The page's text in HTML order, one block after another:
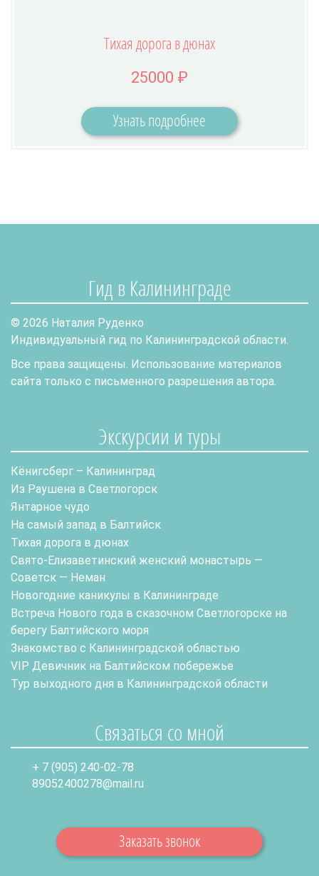
Тихая дорога в дюнах
25000 ₽
Узнать подробнее
Гид в Калининграде
© 2026 Наталия Руденко
Индивидуальный гид по Калининградской области.
Все права защищены. Использование материалов
сайта только с письменного разрешения автора.
Экскурсии и туры
Кёнигсберг – Калининград
Из Раушена в Светлогорск
Янтарное чудо
На самый запад в Балтийск
Тихая дорога в дюнах
Свято-Елизаветинский женский монастырь —
Советск — Неман
Новогодние каникулы в Калининграде
Встреча Нового года в сказочном Светлогорске на
берегу Балтийского моря
Знакомство с Калининградской областью
VIP Девичник на Балтийском побережье
Тур выходного дня в Калининградской области
Связаться со мной
+ 7 (905) 240-02-78
89052400278@mail.ru
Заказать звонок